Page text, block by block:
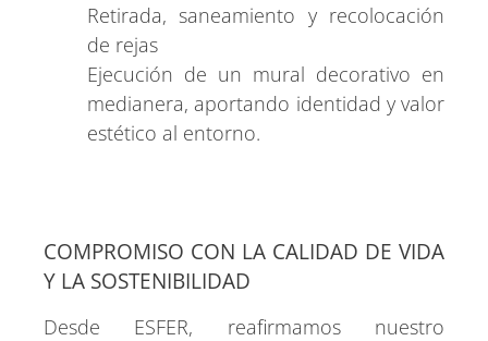
Retirada, saneamiento y recolocación
de rejas
Ejecución de un mural decorativo en
medianera, aportando identidad y valor
estético al entorno.
COMPROMISO CON LA CALIDAD DE VIDA
Y LA SOSTENIBILIDAD
Desde ESFER, reafirmamos nuestro